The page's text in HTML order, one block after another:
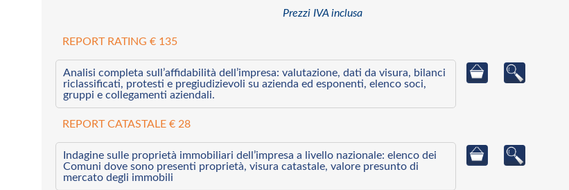
Prezzi IVA inclusa
REPORT RATING € 135
Analisi completa sull’affidabilità dell’impresa: valutazione, dati da visura, bilanci
riclassificati, protesti e pregiudizievoli su azienda ed esponenti, elenco soci,
gruppi e collegamenti aziendali.
REPORT CATASTALE € 28
Indagine sulle proprietà immobiliari dell’impresa a livello nazionale: elenco dei
Comuni dove sono presenti proprietà, visura catastale, valore presunto di
mercato degli immobili